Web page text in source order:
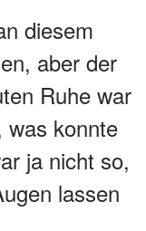
diesem
aber der
Ruhe war
was konnte
ja nicht so,
lassen